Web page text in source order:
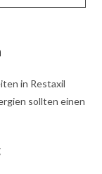
in Restaxil
sollten einen